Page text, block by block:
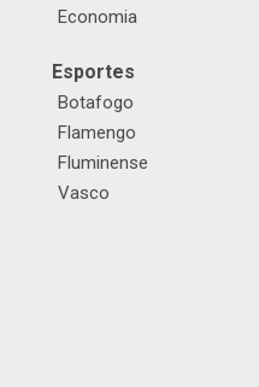
Economia
Esportes
Botafogo
Flamengo
Fluminense
Vasco